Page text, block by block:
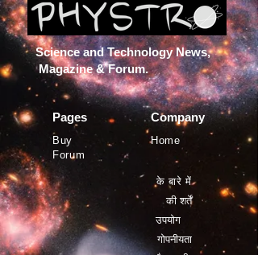
Science and Technology News,
Magazine & Forum.
Pages
Buy
Forum
Company
Home
के बारे में
की शर्तें
उपयोग
गोपनीयता